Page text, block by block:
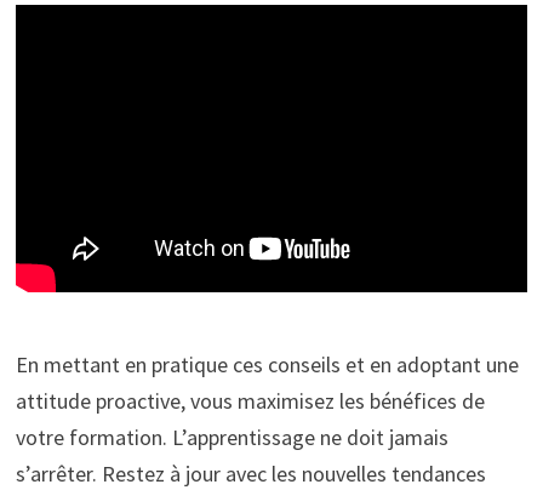
En mettant en pratique ces conseils et en adoptant une
attitude proactive, vous maximisez les bénéfices de
votre formation. L’apprentissage ne doit jamais
s’arrêter. Restez à jour avec les nouvelles tendances